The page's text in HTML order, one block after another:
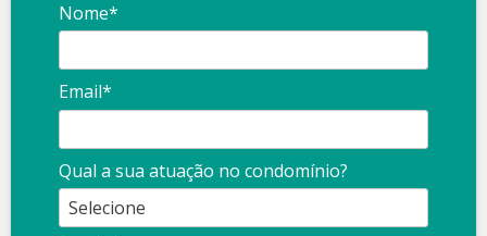
Nome*
Email*
Qual a sua atuação no condomínio?